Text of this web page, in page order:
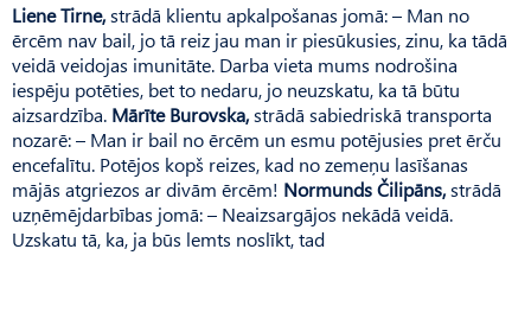
Liene Tirne,strādā klientu apkalpošanas jomā: – Man no
ērcēm nav bail, jo tā reiz jau man ir piesūkusies, zinu, ka tādā
veidā veidojas imunitāte. Darba vieta mums nodrošina
iespēju potēties, bet to nedaru, jo neuzskatu, ka tā būtu
aizsardzība. Mārīte Burovska,strādā sabiedriskā transporta
nozarē: – Man ir bail no ērcēm un esmu potējusies pret ērču
encefalītu. Potējos kopš reizes, kad no zemeņu lasīšanas
mājās atgriezos ar divām ērcēm! Normunds Čilipāns,strādā
uzņēmējdarbības jomā: – Neaizsargājos nekādā veidā.
Uzskatu tā, ka, ja būs lemts noslīkt, tad